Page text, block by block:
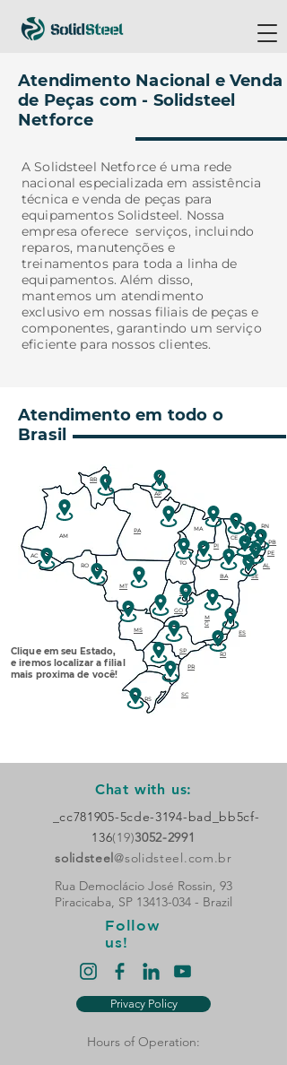
Atendimento Nacional e Venda
de Peças com - Solidsteel
Netforce
A Solidsteel Netforce é uma rede
nacional especializada em assistência
técnica e venda de peças para
equipamentos Solidsteel. Nossa
empresa oferece serviços, incluindo
reparos, manutenções e
treinamentos para toda a linha de
equipamentos. Além disso,
mantemos um atendimento
exclusivo em nossas filiais de peças e
componentes, garantindo um serviço
eficiente para nossos clientes.
Atendimento em todo o
Brasil
M
G
PR
GO
SC
SP
AL
RJ
DF
ES
BA SE
PE
MT
MS
RO
AC
AM
RR
PA
AP
TO
MA
PI
CE
RN
PB
RS
Clique em seu Estado,
e iremos localizar a filial
mais proxima de você!
Chat with us:
_cc781905-5cde-3194-bad_bb5cf-
136(19)3052-2991
solidsteel@solidsteel.com.br
Rua Democlácio José Rossin, 93
Piracicaba, SP 13413-034 - Brazil
Follow
us!
Privacy Policy
Hours of Operation: